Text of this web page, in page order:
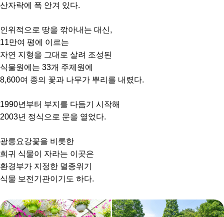
산자락에 폭 안겨 있다.
인위적으로 땅을 깎아내는 대신,
11만여 평에 이르는
자연 지형을 그대로 살려 조성된
식물원에는 33개 주제원에
8,600여 종의 꽃과 나무가 뿌리를 내렸다.
1990년부터 부지를 다듬기 시작해
2003년 정식으로 문을 열었다.
광릉요강꽃을 비롯한
희귀 식물이 자라는 이곳은
환경부가 지정한 멸종위기
식물 보전기관이기도 하다.